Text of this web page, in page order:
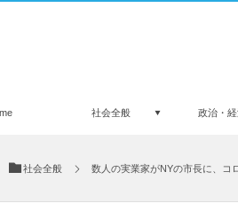
社会全般 政治・
社会全般 数人の実業家がNYの市長に、コ